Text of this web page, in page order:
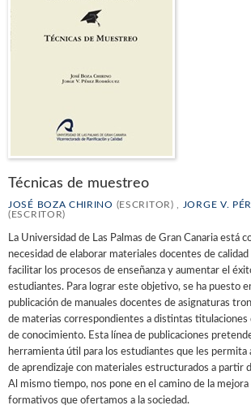
Técnicas de muestreo
JOSÉ BOZA CHIRINO (ESCRITOR) ,
JORGE V.
(ESCRITOR)
La Universidad de Las Palmas de Gran Canaria está
necesidad de elaborar materiales docentes de
facilitar los procesos de enseñanza y aumentar el
estudiantes. Para lograr este objetivo, se ha puesto
publicación de manuales docentes de asignaturas
de materias correspondientes a distintas titulaciones
de conocimiento. Esta línea de publicaciones
herramienta útil para los estudiantes que les permita
de aprendizaje con materiales estructurados a partir
Al mismo tiempo, nos pone en el camino de la mejora
formativos que ofertamos a la sociedad.